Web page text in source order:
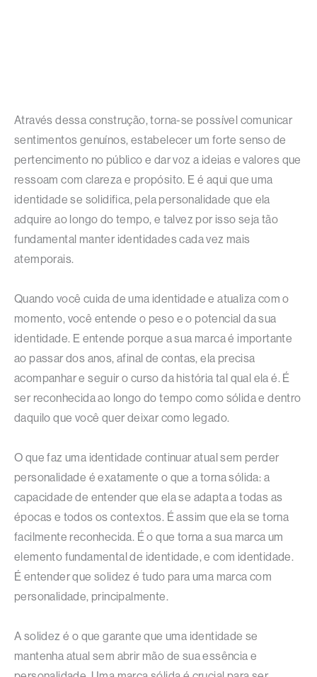
Através dessa construção, torna-se possível comunicar
sentimentos genuínos, estabelecer um forte senso de
pertencimento no público e dar voz a ideias e valores que
ressoam com clareza e propósito. E é aqui que uma
identidade se solidifica, pela personalidade que ela
adquire ao longo do tempo, e talvez por isso seja tão
fundamental manter identidades cada vez mais
atemporais.
Quando você cuida de uma identidade e atualiza com o
momento, você entende o peso e o potencial da sua
identidade. E entende porque a sua marca é importante
ao passar dos anos, afinal de contas, ela precisa
acompanhar e seguir o curso da história tal qual ela é. É
ser reconhecida ao longo do tempo como sólida e dentro
daquilo que você quer deixar como legado.
O que faz uma identidade continuar atual sem perder
personalidade é exatamente o que a torna sólida: a
capacidade de entender que ela se adapta a todas as
épocas e todos os contextos. É assim que ela se torna
facilmente reconhecida. É o que torna a sua marca um
elemento fundamental de identidade, e com identidade.
É entender que solidez é tudo para uma marca com
personalidade, principalmente.
A solidez é o que garante que uma identidade se
mantenha atual sem abrir mão de sua essência e